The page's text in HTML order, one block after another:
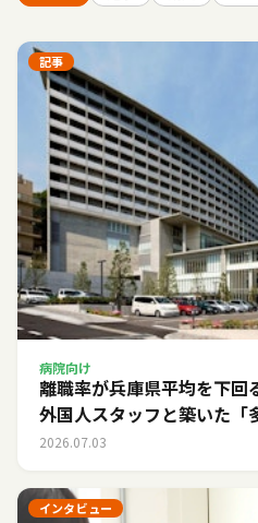
記事
病院向け
離職率が兵庫県平均を下回
外国人スタッフと築いた「
2026.07.03
インタビュー